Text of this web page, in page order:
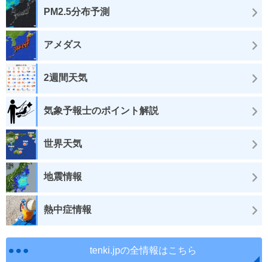
PM2.5分布予測
アメダス
2週間天気
気象予報士のポイント解説
世界天気
地震情報
熱中症情報
tenki.jpの全情報はこちら